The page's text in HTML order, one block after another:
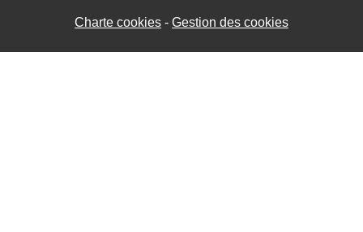
Charte cookies Gestion des cookies